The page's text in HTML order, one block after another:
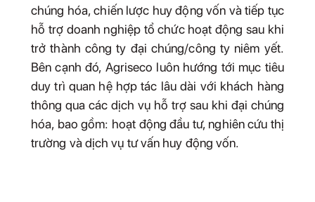
chúng hóa, chiến lược huy động vốn và tiếp tục
hỗ trợ doanh nghiệp tổ chức hoạt động sau khi
trở thành công ty đại chúng/công ty niêm yết.
Bên cạnh đó, Agriseco luôn hướng tới mục tiêu
duy trì quan hệ hợp tác lâu dài với khách hàng
thông qua các dịch vụ hỗ trợ sau khi đại chúng
hóa, bao gồm: hoạt động đầu tư, nghiên cứu thị
trường và dịch vụ tư vấn huy động vốn.